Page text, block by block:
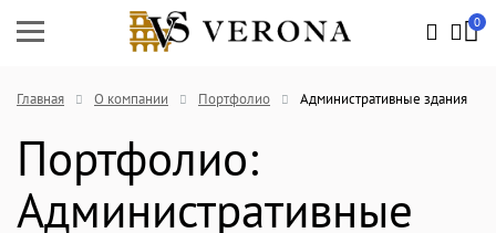
0
Главная О компании Портфолио Административные здания
Портфолио:
Административные